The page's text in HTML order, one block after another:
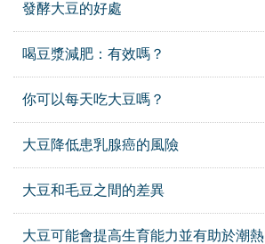
發酵大豆的好處
喝豆漿減肥：有效嗎？
你可以每天吃大豆嗎？
大豆降低患乳腺癌的風險
大豆和毛豆之間的差異
大豆可能會提高生育能力並有助於潮熱